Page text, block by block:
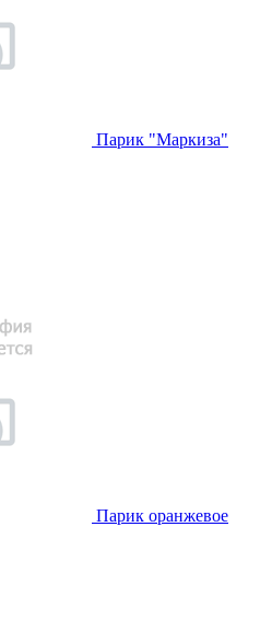
Парик "Маркиза"
Парик оранжевое